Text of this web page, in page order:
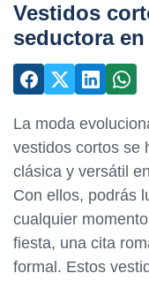
Vestidos
seductora
La moda
vestidos cortos se
clásica y versátil
Con ellos, podrás
cualquier
fiesta, una cita
formal. Estos